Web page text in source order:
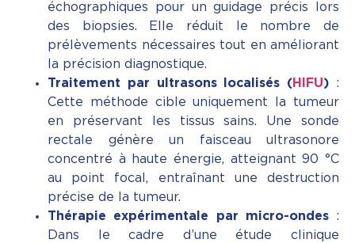
échographiques pour un guidage précis lors
des biopsies. Elle réduit le nombre de
prélèvements nécessaires tout en améliorant
la précision diagnostique.
Traitement par ultrasons localisés (HIFU) :
Cette méthode cible uniquement la tumeur
en préservant les tissus sains. Une sonde
rectale génère un faisceau ultrasonore
concentré à haute énergie, atteignant 90 °C
au point focal, entraînant une destruction
précise de la tumeur.
Thérapie expérimentale par micro-ondes:
Dans le cadre d’une étude clinique